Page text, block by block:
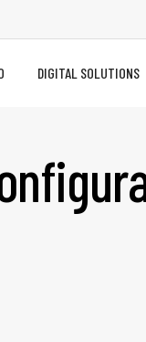
DIGITAL SOLUTIONS